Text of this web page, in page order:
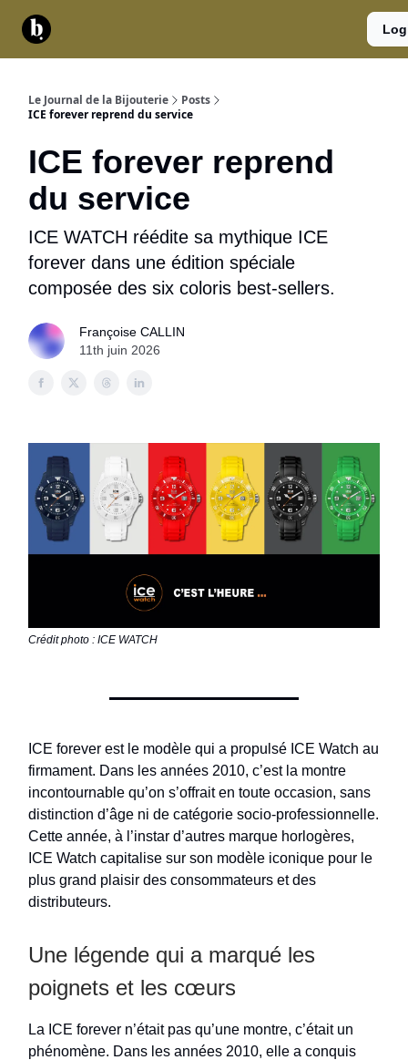
Le Journal de la Bijouterie
Posts
ICE forever reprend du service
ICE forever reprend
du service
ICE WATCH réédite sa mythique ICE
forever dans une édition spéciale
composée des six coloris best-sellers.
Françoise CALLIN
11th juin 2026
Crédit photo : ICE WATCH
ICE forever est le modèle qui a propulsé ICE Watch au
firmament. Dans les années 2010, c’est la montre
incontournable qu’on s’offrait en toute occasion, sans
distinction d’âge ni de catégorie socio-professionnelle.
Cette année, à l’instar d’autres marque horlogères,
ICE Watch capitalise sur son modèle iconique pour le
plus grand plaisir des consommateurs et des
distributeurs.
Une légende qui a marqué les
poignets et les cœurs
La ICE forever n’était pas qu’une montre, c’était un
phénomène. Dans les années 2010, elle a conquis